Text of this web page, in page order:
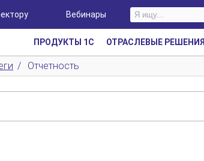
Вебинары
ПРОДУКТЫ 1С ОТРАСЛЕВЫЕ РЕШЕНИЯ
/ Отчетность